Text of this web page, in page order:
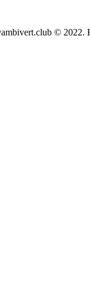
© 2022.